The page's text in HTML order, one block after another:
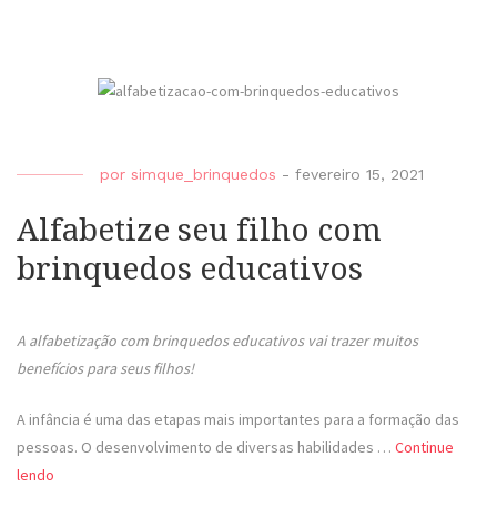
por simque_brinquedos - fevereiro 15, 2021
Alfabetize seu filho com
brinquedos educativos
A alfabetização com brinquedos educativos vai trazer muitos
benefícios para seus filhos!
A infância é uma das etapas mais importantes para a formação das
pessoas. O desenvolvimento de diversas habilidades … Continue
lendo